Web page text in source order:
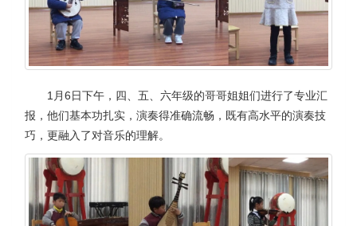
1月6日下午，四、五、六年级的哥哥姐姐们进行了专业汇
报，他们基本功扎实，演奏得准确流畅，既有高水平的演奏技
巧，更融入了对音乐的理解。